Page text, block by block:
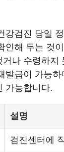
강검진 당일
인해 두는 것
거나 수령하지
발급이 가능하
가능합니다.
설명
검진센터에